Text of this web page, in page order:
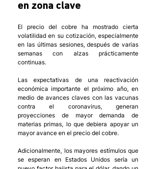
en zona clave
El precio del cobre ha mostrado cierta
volatilidad en su cotización, especialmente
en las últimas sesiones, después de varias
semanas con alzas prácticamente
continuas.
Las expectativas de una reactivación
económica importante el próximo año, en
medio de avances claves con las vacunas
contra el coronavirus, generan
proyecciones de mayor demanda de
materias primas, lo que debiera apoyar un
mayor avance en el precio del cobre.
Adicionalmente, los mayores estímulos que
se esperan en Estados Unidos sería un